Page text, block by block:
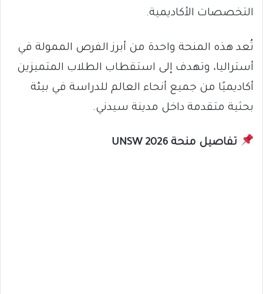
التخصصات الأكاديمية.
تُعد هذه المنحة واحدة من أبرز الفرص الممولة في
أستراليا، وتهدف إلى استقطاب الطلاب المتميزين
أكاديميًا من جميع أنحاء العالم للدراسة في بيئة
بحثية متقدمة داخل مدينة سيدني.
تفاصيل منحة UNSW 2026